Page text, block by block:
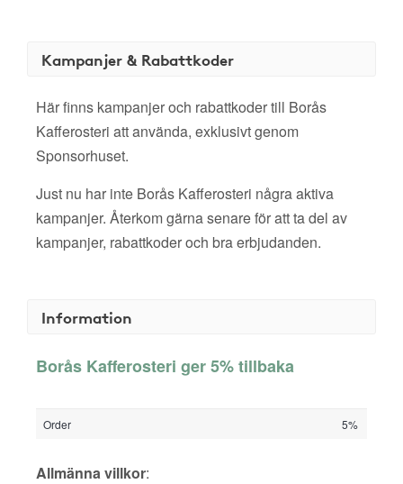
Kampanjer & Rabattkoder
Här finns kampanjer och rabattkoder till Borås
Kafferosteri att använda, exklusivt genom
Sponsorhuset.
Just nu har inte Borås Kafferosteri några aktiva
kampanjer. Återkom gärna senare för att ta del av
kampanjer, rabattkoder och bra erbjudanden.
Information
Borås Kafferosteri ger 5% tillbaka
Order 5%
Allmänna villkor: